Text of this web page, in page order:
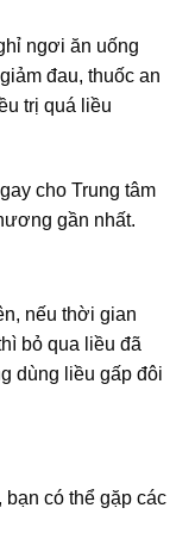
ngơi ăn uống
đau, thuốc an
trị quá liều
cho Trung tâm
gần nhất.
nếu thời gian
bỏ qua liều đã
dùng liều gấp đôi
bạn có thể gặp các